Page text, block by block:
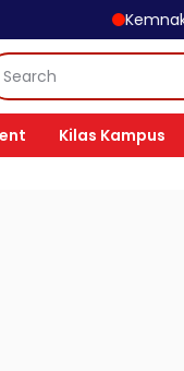
Kemnaker
Kilas Kampus